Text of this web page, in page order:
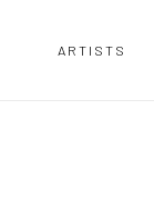
ARTISTS